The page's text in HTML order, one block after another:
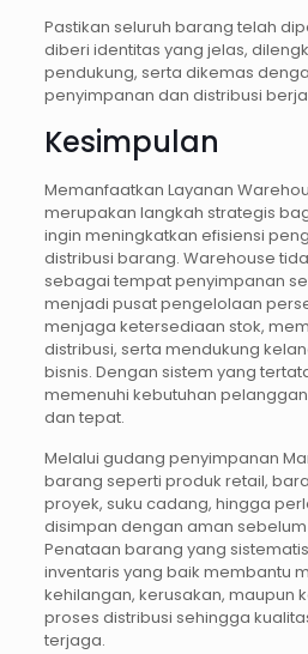
Pastikan seluruh barang telah
diberi identitas yang jelas,
pendukung, serta dikemas
penyimpanan dan distribusi
Kesimpulan
Memanfaatkan Layanan
merupakan langkah strategis
ingin meningkatkan efisiensi
distribusi barang. Warehouse
sebagai tempat penyimpanan
menjadi pusat pengelolaan
menjaga ketersediaan stok,
distribusi, serta mendukung
bisnis. Dengan sistem yang
memenuhi kebutuhan
dan tepat.
Melalui gudang penyimpanan
barang seperti produk retail,
proyek, suku cadang, hingga
disimpan dengan aman
Penataan barang yang
inventaris yang baik membantu
kehilangan, kerusakan, maupun
proses distribusi sehingga
terjaga.